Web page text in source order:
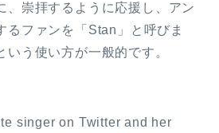
、崇拝するように応援し、アン
るファンを「Stan」と呼びま
う使い方が一般的です。
singer on Twitter and her